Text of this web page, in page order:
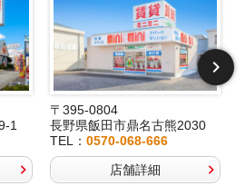
1
〒395-0804
長野県飯田市鼎名古熊2030
TEL：0570-068-666
店舗詳細